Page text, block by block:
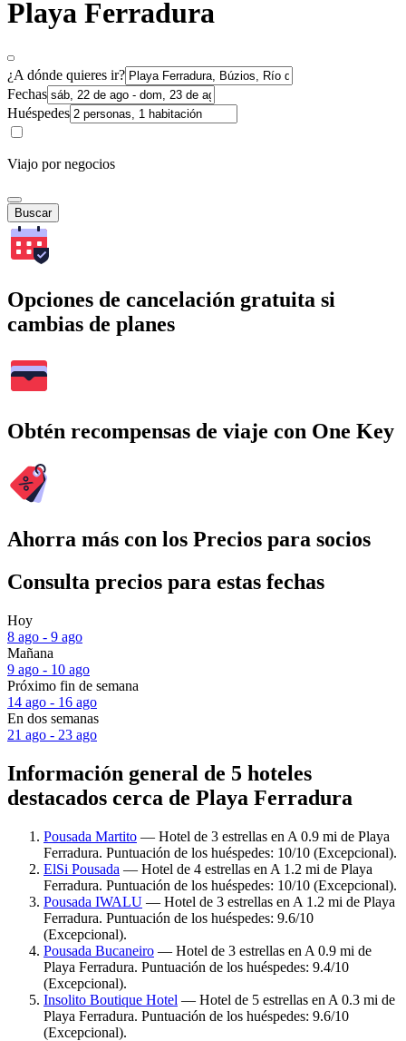
Playa Ferradura
¿A dónde quieres ir?
Fechas
Huéspedes
Viajo por negocios
Buscar
Opciones de cancelación gratuita si
cambias de planes
Obtén recompensas de viaje con One Key
Ahorra más con los Precios para socios
Consulta precios para estas fechas
Hoy
8 ago - 9 ago
Mañana
9 ago - 10 ago
Próximo fin de semana
14 ago - 16 ago
En dos semanas
21 ago - 23 ago
Información general de 5 hoteles
destacados cerca de Playa Ferradura
Pousada Martito — Hotel de 3 estrellas en A 0.9 mi de Playa
Ferradura. Puntuación de los huéspedes: 10/10 (Excepcional).
ElSi Pousada — Hotel de 4 estrellas en A 1.2 mi de Playa
Ferradura. Puntuación de los huéspedes: 10/10 (Excepcional).
Pousada IWALU — Hotel de 3 estrellas en A 1.2 mi de Playa
Ferradura. Puntuación de los huéspedes: 9.6/10
(Excepcional).
Pousada Bucaneiro — Hotel de 3 estrellas en A 0.9 mi de
Playa Ferradura. Puntuación de los huéspedes: 9.4/10
(Excepcional).
Insolito Boutique Hotel — Hotel de 5 estrellas en A 0.3 mi de
Playa Ferradura. Puntuación de los huéspedes: 9.6/10
(Excepcional).